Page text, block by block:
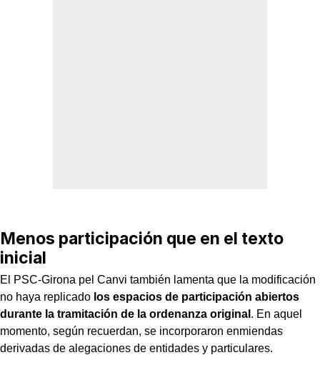
Menos participación que en el texto
inicial
El PSC-Girona pel Canvi también lamenta que la modificación
no haya replicado los espacios de participación abiertos
durante la tramitación de la ordenanza original . En aquel
momento, según recuerdan, se incorporaron enmiendas
derivadas de alegaciones de entidades y particulares.